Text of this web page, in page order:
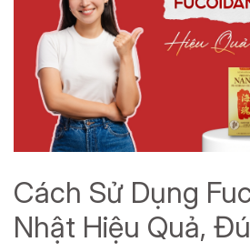
Cách Sử Dụng
Nhật Hiệu Quả,